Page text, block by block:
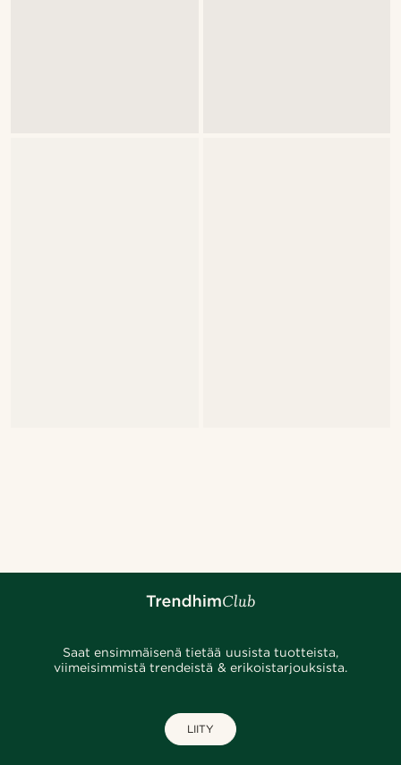
Saat ensimmäisenä tietää uusista tuotteista,
viimeisimmistä trendeistä & erikoistarjouksista.
LIITY